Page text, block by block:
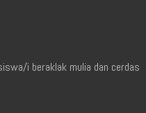
i beraklak mulia dan cerdas